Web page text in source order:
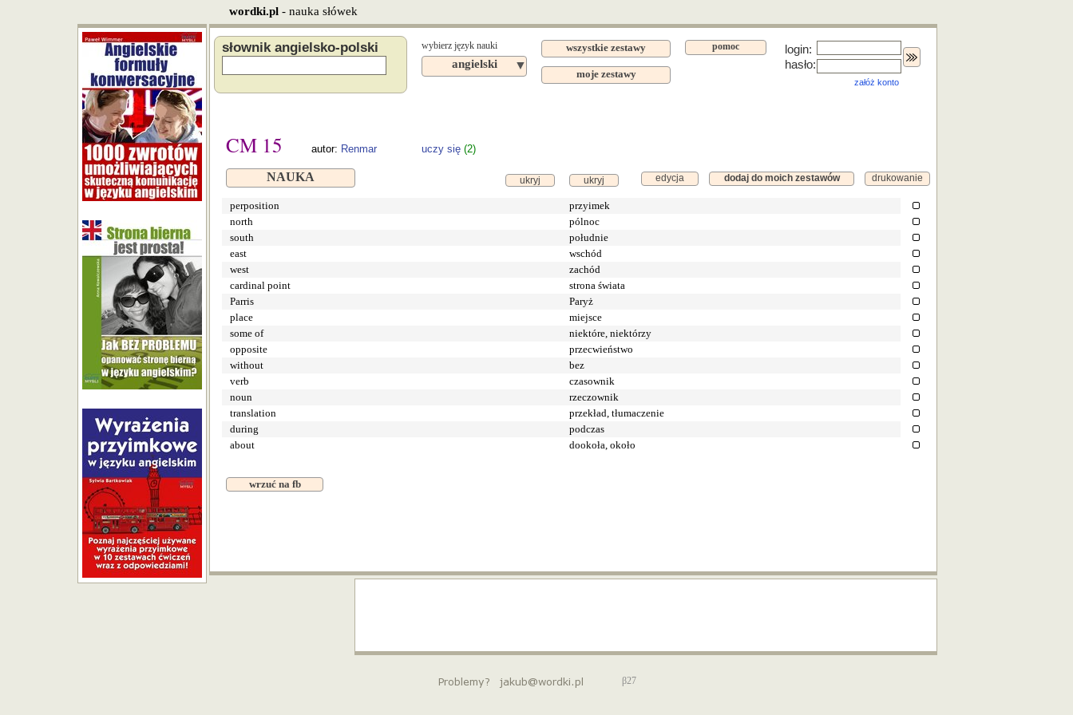
wordki.pl - nauka słówek
słownik angielsko-polski wybierz język nauki
angielski ▼
wszystkie zestawy
moje zestawy
pomoc
login:
hasło:
załóż konto
CM 15 autor: Renmar uczy się (2)
NAUKA ukryj ukryj edycja dodaj do moich zestawów drukowanie
perposition
przyimek
north
pólnoc
south
południe
east
wschód
west
zachód
cardinal point
strona świata
Parris
Paryż
place
miejsce
some of
niektóre, niektórzy
opposite
przecwieństwo
without
bez
verb
czasownik
noun
rzeczownik
translation
przekład, tłumaczenie
during
podczas
about
dookoła, około
wrzuć na fb
β27